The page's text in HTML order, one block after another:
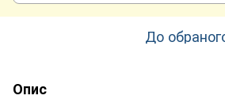
До
Опис